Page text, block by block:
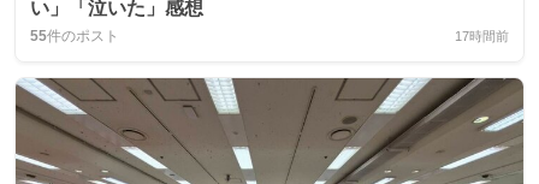
い」「泣いた」感想
55件のポスト 17時間前